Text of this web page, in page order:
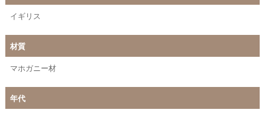
イギリス
材質
マホガニー材
年代